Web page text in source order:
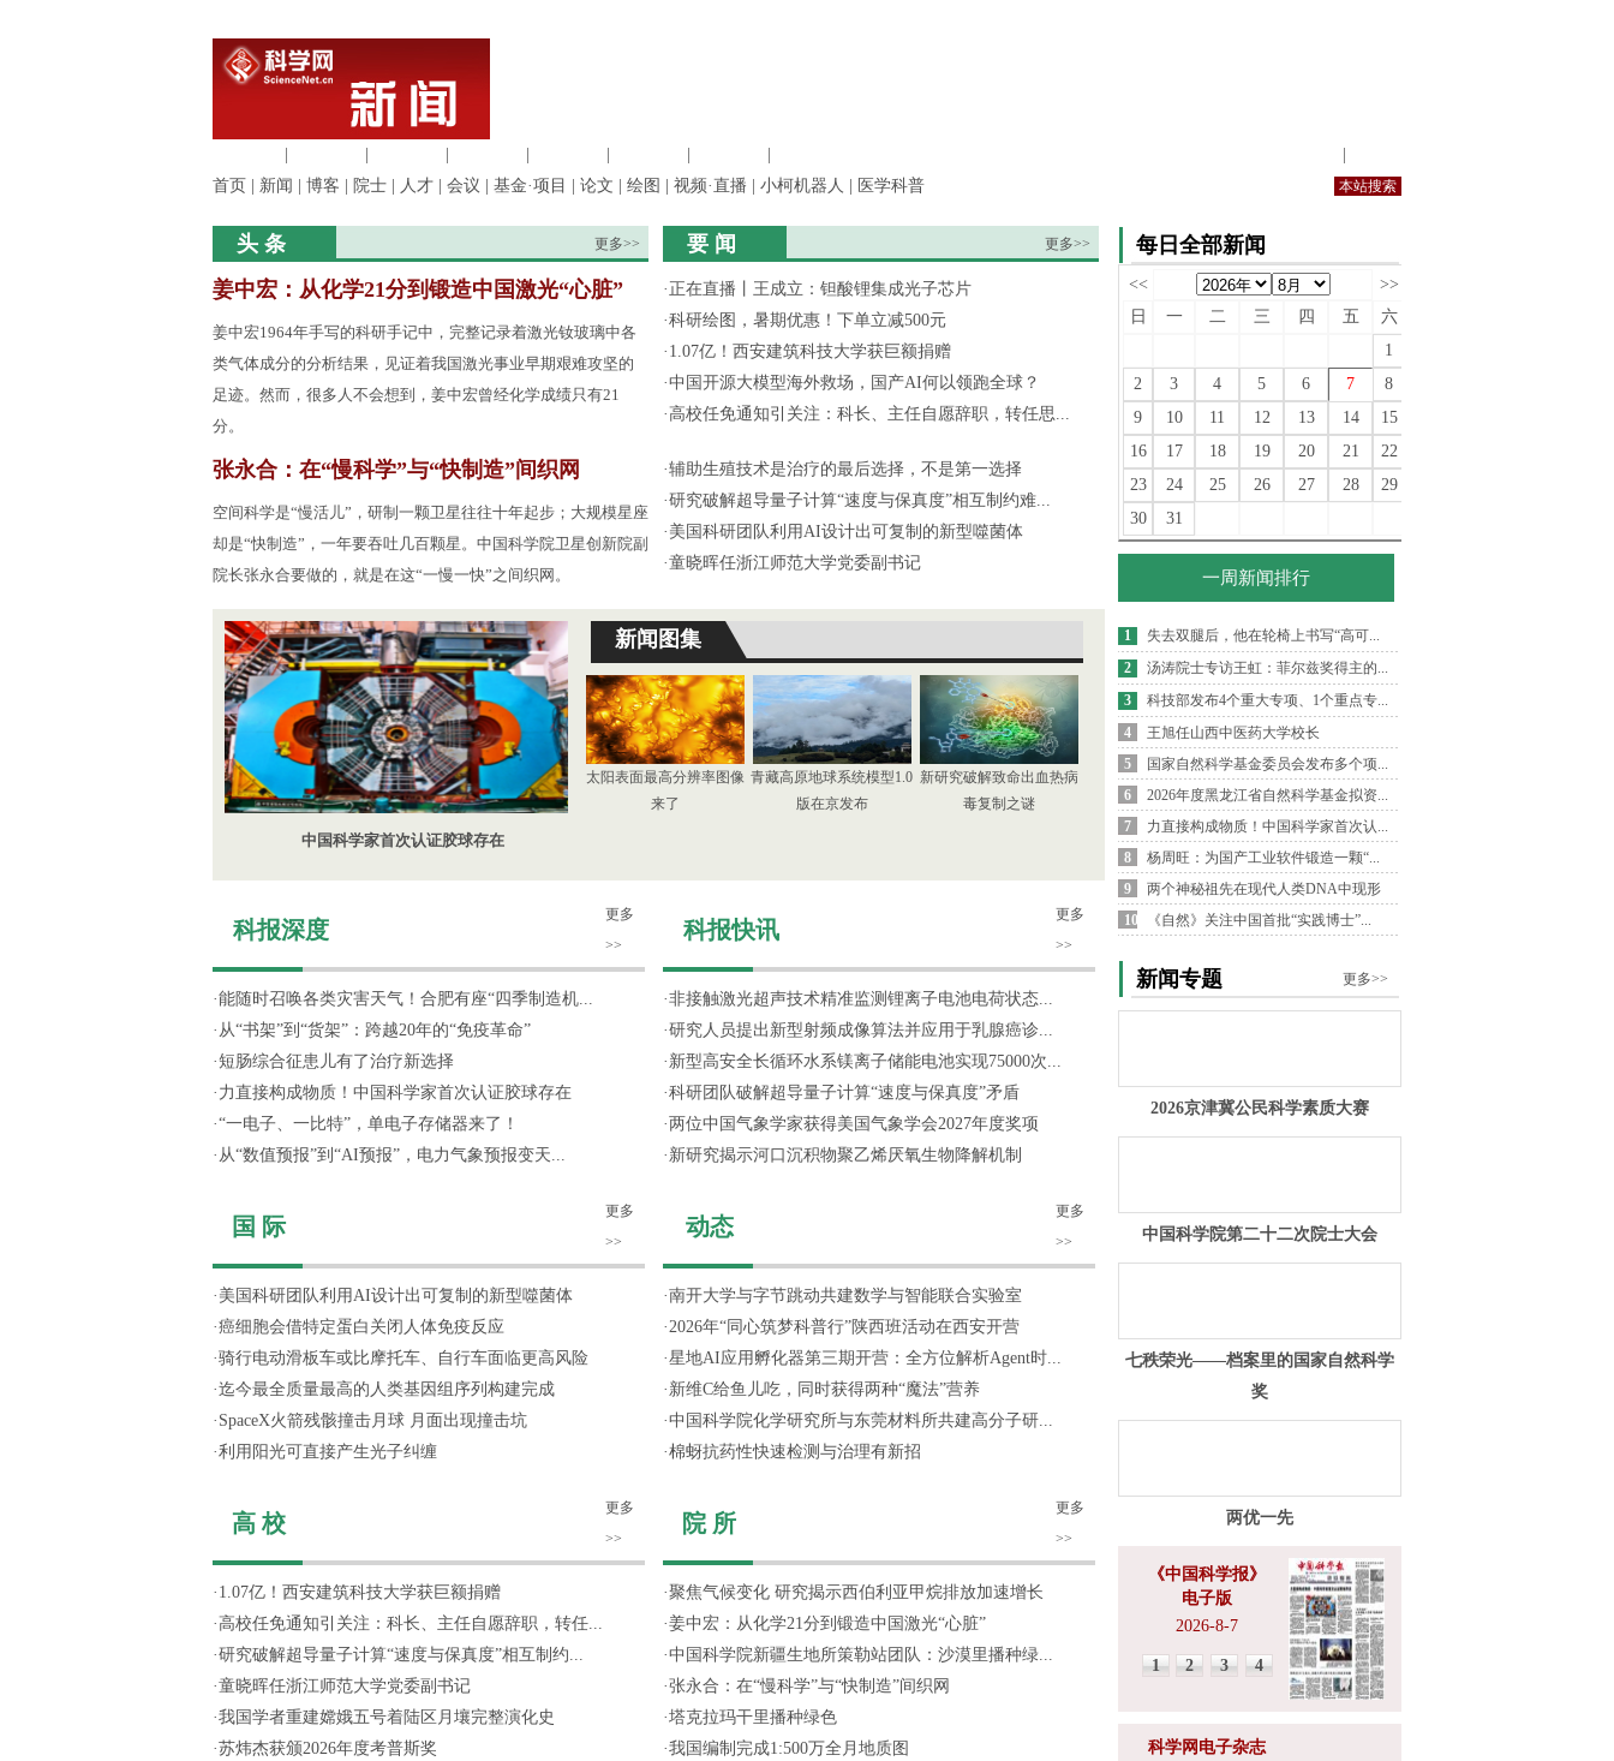
首页
新闻 博客 院士 人才 会议 基金·项目 论文 绘图 视频·直播 小柯机器人 医学科普
头 条 更多>>
姜中宏：从化学21分到锻造中国激光“心脏”
姜中宏1964年手写的科研手记中，完整记录着激光钕玻璃中各
类气体成分的分析结果，见证着我国激光事业早期艰难攻坚的
足迹。然而，很多人不会想到，姜中宏曾经化学成绩只有21
分。
张永合：在“慢科学”与“快制造”间织网
空间科学是“慢活儿”，研制一颗卫星往往十年起步；大规模星座
却是“快制造”，一年要吞吐几百颗星。中国科学院卫星创新院副
院长张永合要做的，就是在这“一慢一快”之间织网。
要 闻 更多>>
· 正在直播丨王成立：钽酸锂集成光子芯片
·科研绘图，暑期优惠！下单立减500元
· 1.07亿！西安建筑科技大学获巨额捐赠
·中国开源大模型海外救场，国产AI何以领跑全球？
· 高校任免通知引关注：科长、主任自愿辞职，转任思...
·辅助生殖技术是治疗的最后选择，不是第一选择
·研究破解超导量子计算“速度与保真度”相互制约难...
· 美国科研团队利用AI设计出可复制的新型噬菌体
·童晓晖任浙江师范大学党委副书记
中国科学家首次认证胶球存在
新闻图集
太阳表面最高分辨率图像
来了
青藏高原地球系统模型1.0
版在京发布
新研究破解致命出血热病
毒复制之谜
科报深度
更多
>>
·能随时召唤各类灾害天气！合肥有座“四季制造机...
· 从“书架”到“货架”：跨越20年的“免疫革命”
· 短肠综合征患儿有了治疗新选择
· 力直接构成物质！中国科学家首次认证胶球存在
·“一电子、一比特”，单电子存储器来了！
· 从“数值预报”到“AI预报”，电力气象预报变天...
国 际
更多
>>
· 美国科研团队利用AI设计出可复制的新型噬菌体
·癌细胞会借特定蛋白关闭人体免疫反应
·骑行电动滑板车或比摩托车、自行车面临更高风险
·迄今最全质量最高的人类基因组序列构建完成
· SpaceX火箭残骸撞击月球 月面出现撞击坑
·利用阳光可直接产生光子纠缠
高 校
更多
>>
· 1.07亿！西安建筑科技大学获巨额捐赠
· 高校任免通知引关注：科长、主任自愿辞职，转任...
·研究破解超导量子计算“速度与保真度”相互制约...
·童晓晖任浙江师范大学党委副书记
·我国学者重建嫦娥五号着陆区月壤完整演化史
·苏炜杰获颁2026年度考普斯奖
科报快讯
更多
>>
·非接触激光超声技术精准监测锂离子电池电荷状态...
·研究人员提出新型射频成像算法并应用于乳腺癌诊...
· 新型高安全长循环水系镁离子储能电池实现75000次...
·科研团队破解超导量子计算“速度与保真度”矛盾
· 两位中国气象学家获得美国气象学会2027年度奖项
· 新研究揭示河口沉积物聚乙烯厌氧生物降解机制
动态
更多
>>
·南开大学与字节跳动共建数学与智能联合实验室
·2026年“同心筑梦科普行”陕西班活动在西安开营
·星地AI应用孵化器第三期开营：全方位解析Agent时...
· 新维C给鱼儿吃，同时获得两种“魔法”营养
·中国科学院化学研究所与东莞材料所共建高分子研...
·棉蚜抗药性快速检测与治理有新招
院 所
更多
>>
·聚焦气候变化 研究揭示西伯利亚甲烷排放加速增长
·姜中宏：从化学21分到锻造中国激光“心脏”
·中国科学院新疆生地所策勒站团队：沙漠里播种绿...
·张永合：在“慢科学”与“快制造”间织网
·塔克拉玛干里播种绿色
·我国编制完成1:500万全月地质图
每日全部新闻
<<
>>
日
一 二 三 四 五
六
1
2
3 4 5 6 7
8
9
10 11 12 13 14
15
16
17 18 19 20 21
22
23
24 25 26 27 28
29
30
31
一周新闻排行
1
失去双腿后，他在轮椅上书写“高可...
2
汤涛院士专访王虹：菲尔兹奖得主的...
3
科技部发布4个重大专项、1个重点专...
4
王旭任山西中医药大学校长
5
国家自然科学基金委员会发布多个项...
6
2026年度黑龙江省自然科学基金拟资...
7
力直接构成物质！中国科学家首次认...
8
杨周旺：为国产工业软件锻造一颗“...
9
两个神秘祖先在现代人类DNA中现形
10
《自然》关注中国首批“实践博士”...
新闻专题 更多>>
2026京津冀公民科学素质大赛
中国科学院第二十二次院士大会
七秩荣光——档案里的国家自然科学
奖
两优一先
《中国科学报》
电子版
2026-8-7
1 2 3 4
科学网电子杂志